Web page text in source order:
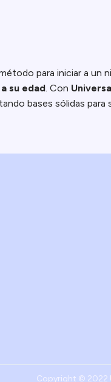
para iniciar a un
su edad. Con
bases sólidas para
Copyright © 2022